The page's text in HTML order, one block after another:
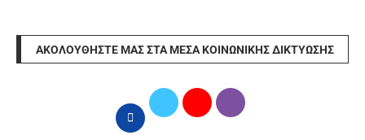
ΑΚΟΛΟΥΘΉΣΤΕ ΜΑΣ ΣΤΑ ΜΈΣΑ ΚΟΙΝΩΝΙΚΉΣ ΔΙΚΤΎΩΣΗΣ